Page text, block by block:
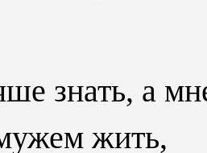
знать, а
жить,